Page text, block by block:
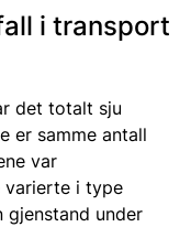
i transport
det totalt sju
er samme antall
var
varierte i type
gjenstand under